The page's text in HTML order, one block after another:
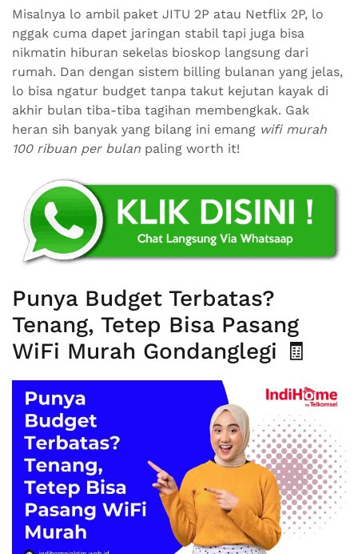
Misalnya lo ambil paket JITU 2P atau Netflix 2P, lo
nggak cuma dapet jaringan stabil tapi juga bisa
nikmatin hiburan sekelas bioskop langsung dari
rumah. Dan dengan sistem billing bulanan yang jelas,
lo bisa ngatur budget tanpa takut kejutan kayak di
akhir bulan tiba-tiba tagihan membengkak. Gak
heran sih banyak yang bilang ini emang wifi murah
100 ribuan per bulan paling worth it!
Punya Budget Terbatas?
Tenang, Tetep Bisa Pasang
WiFi Murah Gondanglegi 🧾